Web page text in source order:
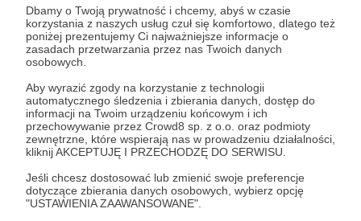
Dbamy o Twoją prywatność i chcemy, abyś w czasie
korzystania z naszych usług czuł się komfortowo, dlatego też
poniżej prezentujemy Ci najważniejsze informacje o
zasadach przetwarzania przez nas Twoich danych
osobowych.
Aby wyrazić zgody na korzystanie z technologii
automatycznego śledzenia i zbierania danych, dostęp do
informacji na Twoim urządzeniu końcowym i ich
przechowywanie przez Crowd8 sp. z o.o. oraz podmioty
zewnętrzne, które wspierają nas w prowadzeniu działalności,
kliknij AKCEPTUJĘ I PRZECHODZĘ DO SERWISU.
Jeśli chcesz dostosować lub zmienić swoje preferencje
dotyczące zbierania danych osobowych, wybierz opcję
"USTAWIENIA ZAAWANSOWANE".
jest po przekazaniu podpisanego formularza "Zgodna na
założenie konta przez osobę niepełnoletnią", formularz
dostępny jest na stronie regulaminu Patronite.pl.
* Zapoznałem się i akceptujęRegulaminserwisu oraz
Prywatności.